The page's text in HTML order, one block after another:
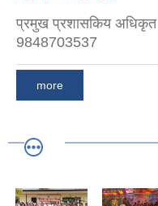
प्रमुख प्रशासकिय अधिकृत
9848703537
more